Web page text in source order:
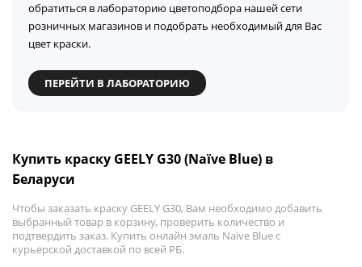
обратиться в лабораторию цветоподбора нашей сети
розничных магазинов и подобрать необходимый для Вас
цвет краски.
ПЕРЕЙТИ В ЛАБОРАТОРИЮ
Купить краску GEELY G30 (Naïve Blue) в
Беларуси
Чтобы заказать краску GEELY G30, Вам необходимо добавить
выбранный товар в корзину, проверить количество и
подтвердить заказ. Купить онлайн эмаль Naïve Blue с
курьерской доставкой по всей РБ.